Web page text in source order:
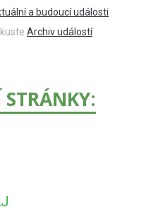
a budoucí události
Archiv událostí
STRÁNKY: